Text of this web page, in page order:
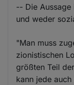
-- Die
und weder
"Man muss
zionistischen
größten Teil
kann jede